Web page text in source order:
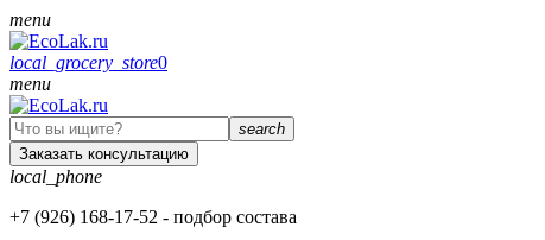
menu
local_grocery_store0
menu
search
Заказать консультацию
local_phone
+7 (926) 168-17-52 - подбор состава